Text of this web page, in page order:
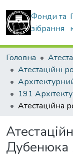
Фонди та
зібрання
Головна
Дубенюка